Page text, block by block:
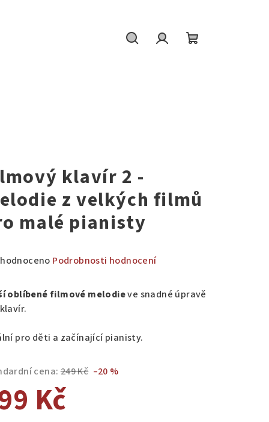
klavír 2 -
z velkých filmů
malé pianisty
Podrobnosti hodnocení
oblíbené filmové melodieve snadné úpravě
pro děti a začínající pianisty.
cena: 249 Kč –20 %
Kč